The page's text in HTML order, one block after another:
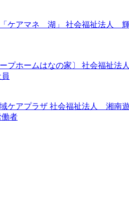
ケアマネ 湖」 社会福祉法人
プホームはなの家〕 社会福祉法
ケアプラザ 社会福祉法人 湘南
者